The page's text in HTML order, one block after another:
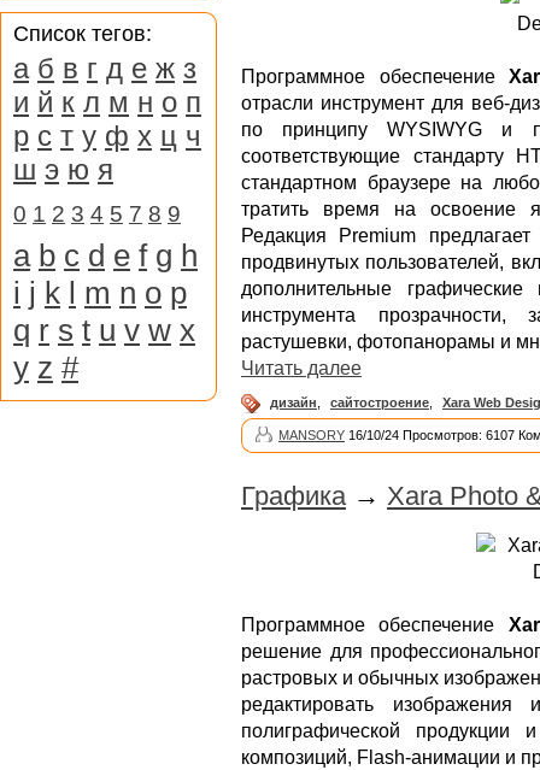
Программное обеспечение
отрасли инструмент для веб-
по принципу WYSIWYG и
соответствующие стандарту
стандартном браузере на
тратить время на освоение
Редакция Premium
продвинутых пользователей,
дополнительные
инструмента прозрачности,
растушевки, фотопанорамы и
Читать далее
дизайн сайтостроение Xara Web
MANSORY 16/10/24 Просмотров: 6107
Графика→ Xara Photo
Программное обеспечение
решение для
растровых и обычных
редактировать изображения
полиграфической продукции
композиций, Flash-анимации и
Список тегов:
а б в г д е ж з
и й к л м н о п
р с т у ф х ц ч
ш э ю я
0 1 2 3 4 5 7 8 9
a b c d e f g h
i j k l m n o p
q r s t u v w x
y z #